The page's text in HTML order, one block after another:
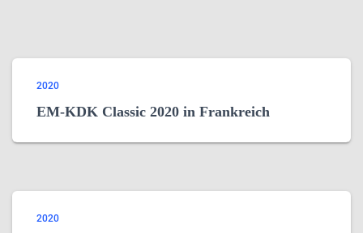
2020
EM-KDK Classic 2020 in Frankreich
2020